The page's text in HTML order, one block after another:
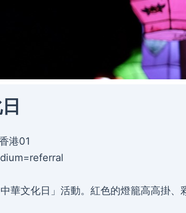
港01
華文化日」活動。紅色的燈籠高高掛、